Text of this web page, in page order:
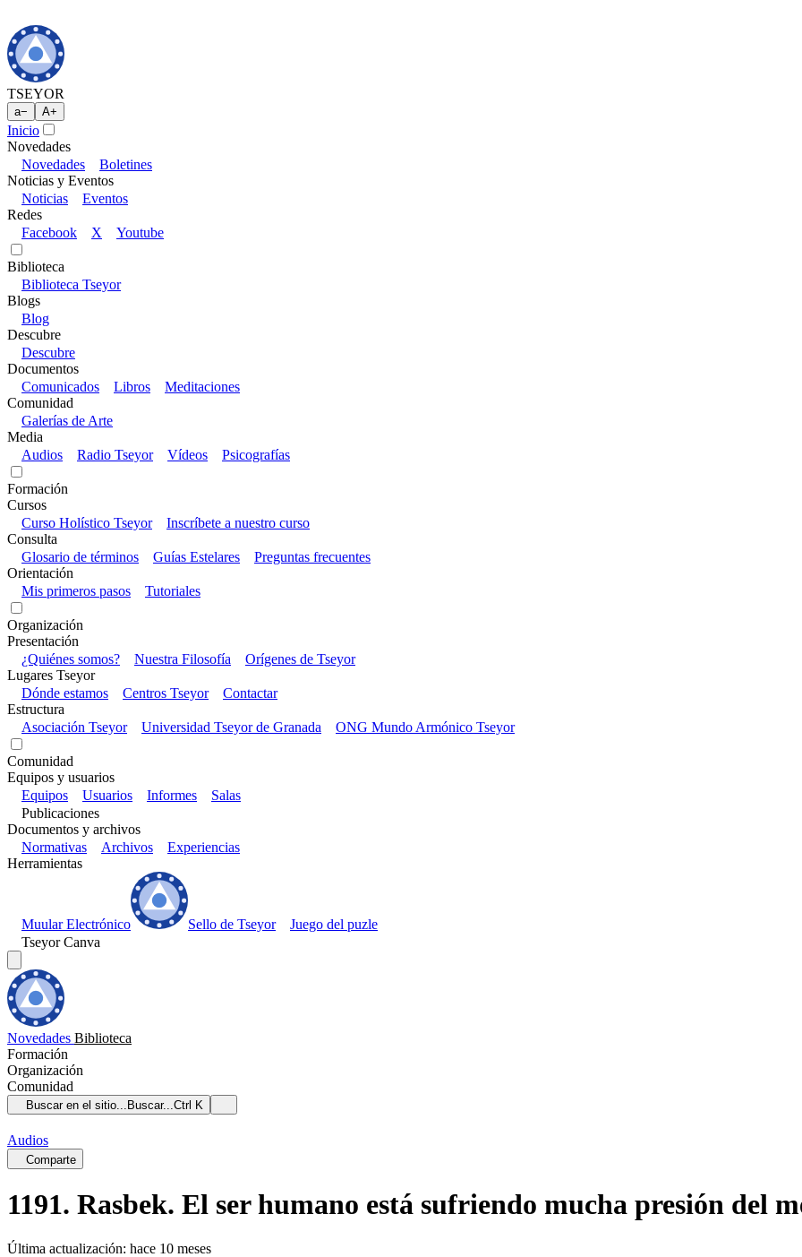
TSEYOR
a− A+
Inicio
Novedades
Novedades
Boletines
Noticias y Eventos
Noticias
Eventos
Redes
Facebook
X Youtube
Biblioteca
Biblioteca Tseyor
Blogs
Blog
Descubre
Descubre
Documentos
Comunicados
Libros
Meditaciones
Comunidad
Galerías de Arte
Media
Audios
Radio Tseyor Vídeos Psicografías
Formación
Cursos
Curso Holístico Tseyor
Inscríbete a nuestro curso
Consulta
Glosario de términos
Guías Estelares
Preguntas frecuentes
Orientación
Mis primeros pasos
Tutoriales
Organización
Presentación
¿Quiénes somos?
Nuestra Filosofía
Orígenes de Tseyor
Lugares Tseyor
Dónde estamos
Centros Tseyor
Contactar
Estructura
Asociación Tseyor
Universidad Tseyor de Granada ONG Mundo Armónico Tseyor
Comunidad
Equipos y usuarios
Equipos
Usuarios Informes
Salas
Publicaciones
Documentos y archivos
Normativas
Archivos
Experiencias
Herramientas
Muular Electrónico Sello de Tseyor
Juego del puzle
Tseyor Canva
Novedades Biblioteca
Formación
Organización
Comunidad
Buscar en el sitio... Buscar...Ctrl K
Audios
Comparte
1191. Rasbek. El ser humano está sufriendo mucha presión del
Última actualización: hace 10 meses